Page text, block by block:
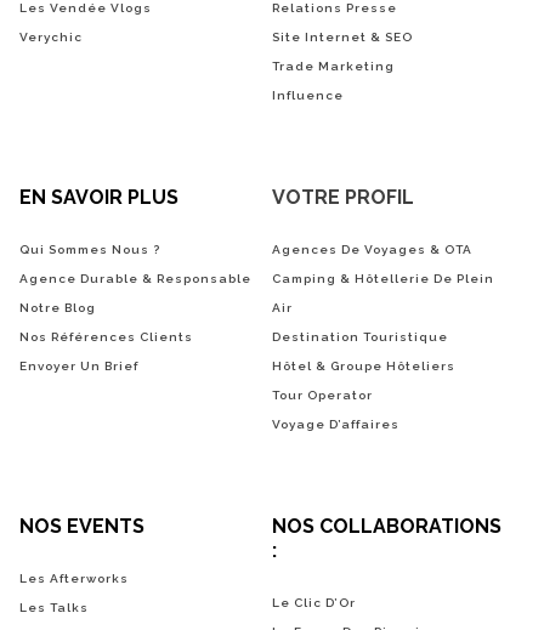
Les Vendée Vlogs
Verychic
Relations Presse
Site Internet & SEO
Trade Marketing
Influence
EN SAVOIR PLUS
Qui Sommes Nous ?
Agence Durable & Responsable
Notre Blog
Nos Références Clients
Envoyer Un Brief
VOTRE PROFIL
Agences De Voyages & OTA
Camping & Hôtellerie De Plein
Air
Destination Touristique
Hôtel & Groupe Hôteliers
Tour Operator
Voyage D’affaires
NOS EVENTS
Les Afterworks
Les Talks
NOS COLLABORATIONS
:
Le Clic D’Or